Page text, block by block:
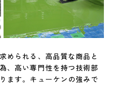
められる、高品質な商品と
、高い専門性を持つ技術部
ます。キューケンの強みで